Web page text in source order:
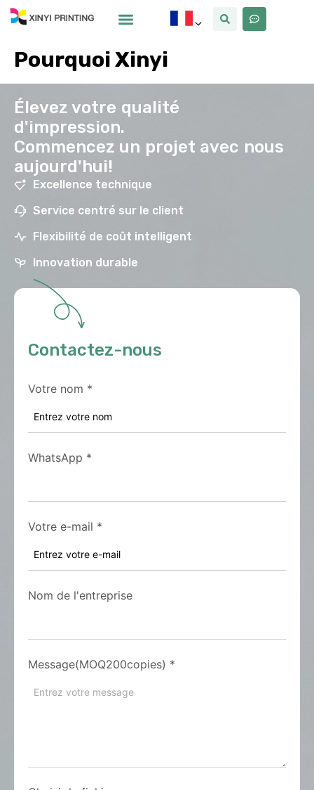
Pourquoi Xinyi
Élevez votre qualité
d'impression.
Commencez un projet avec nous
aujourd'hui!
Excellence technique
Service centré sur le client
Flexibilité de coût intelligent
Innovation durable
Contactez-nous
Votre nom *
WhatsApp *
Votre e-mail *
Nom de l'entreprise
Message(MOQ200copies) *